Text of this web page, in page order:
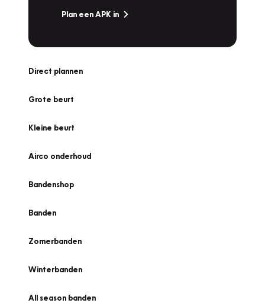
Plan een APK in
Direct plannen
Grote beurt
Kleine beurt
Airco onderhoud
Bandenshop
Banden
Zomerbanden
Winterbanden
All season banden